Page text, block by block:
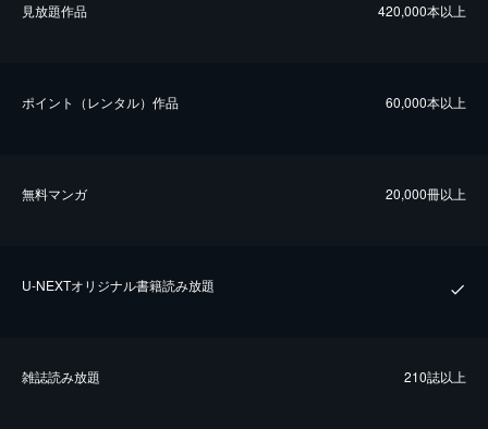
⾒放題作品 420,000本以上
ポイント（レンタル）作品 60,000本以上
無料マンガ 20,000冊以上
U-NEXTオリジナル書籍読み放題
雑誌読み放題 210誌以上